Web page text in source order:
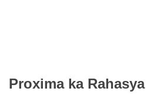
Proxima ka Rahasya